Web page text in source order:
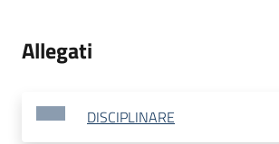
Allegati
DISCIPLINARE